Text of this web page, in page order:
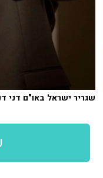
שגריר ישראל באו"ם דני